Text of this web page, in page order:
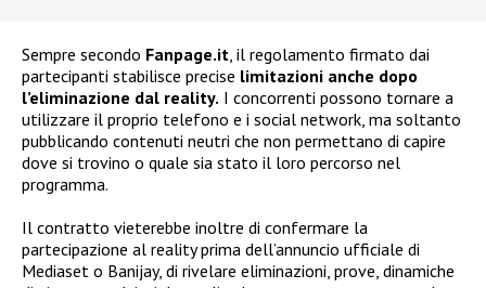
Sempre secondo Fanpage.it, il regolamento firmato dai
partecipanti stabilisce precise limitazioni anche dopo
l’eliminazione dal reality. I concorrenti possono tornare a
utilizzare il proprio telefono e i social network, ma soltanto
pubblicando contenuti neutri che non permettano di capire
dove si trovino o quale sia stato il loro percorso nel
programma.
Il contratto vieterebbe inoltre di confermare la
partecipazione al reality prima dell’annuncio ufficiale di
Mediaset o Banijay, di rivelare eliminazioni, prove, dinamiche